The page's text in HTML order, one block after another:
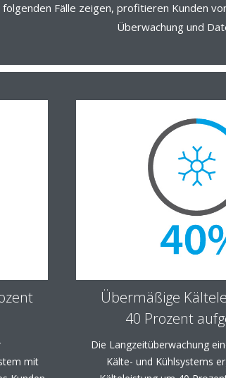
folgenden Fälle zeigen, profitieren Kunden
Überwachung und
mit
Übermäßige
40 Prozent
Die Langzeitüberwachung
Kälte- und Kühlsystems